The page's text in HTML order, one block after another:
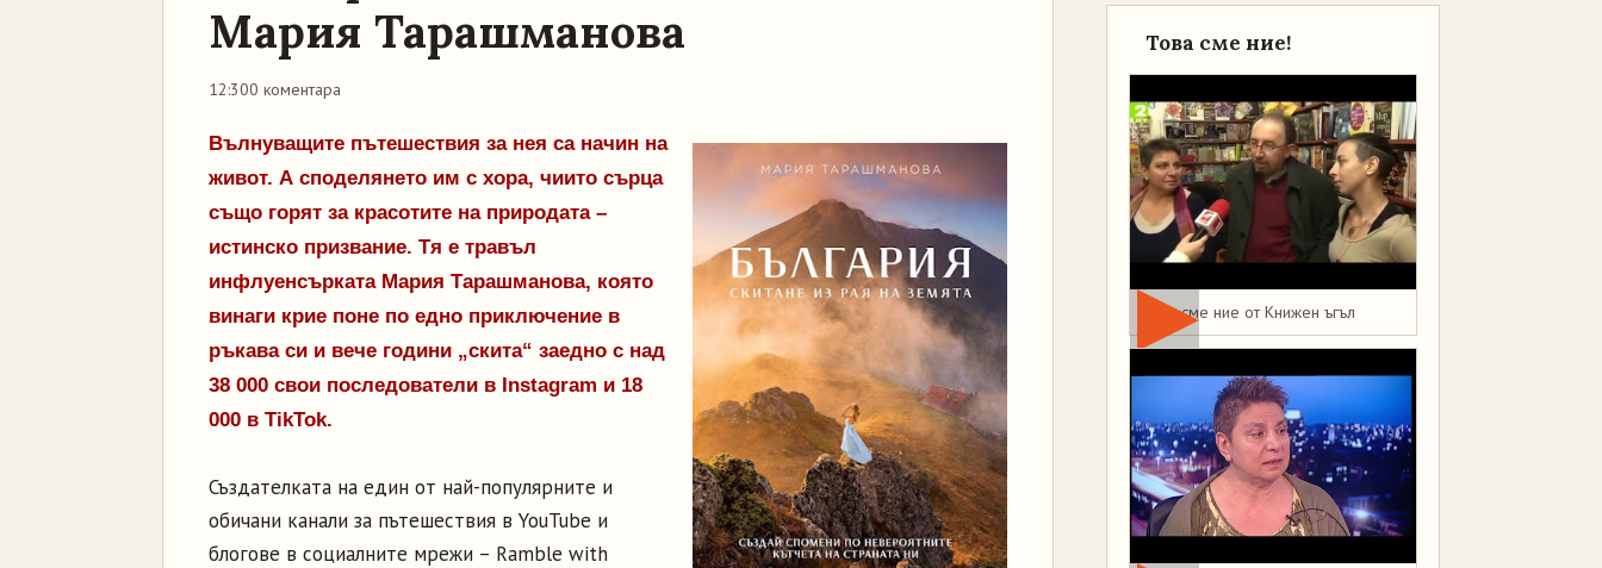
Мария Тарашманова
12:300 коментара
Вълнуващите пътешествия за нея са начин на
живот. А споделянето им с хора, чиито сърца
също горят за красотите на природата –
истинско призвание. Тя е травъл
инфлуенсърката Мария Тарашманова, която
винаги крие поне по едно приключение в
ръкава си и вече години „скита“ заедно с над
38 000 свои последователи в Instagram и 18
000 в TikTok.
Създателката на един от най-популярните и
обичани канали за пътешествия в YouTube и
блогове в социалните мрежи – Ramble with
Това сме ние!
Това сме ние от Книжен ъгъл